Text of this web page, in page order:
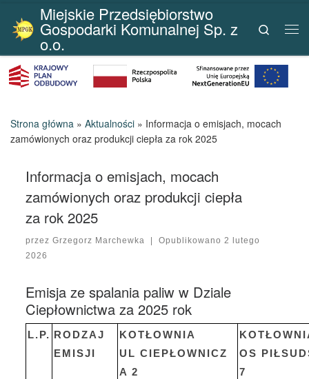
Przejdź do treści
Miejskie Przedsiębiorstwo
Gospodarki Komunalnej Sp. z
o.o.
Search
Strona główna » Aktualności » Informacja o emisjach, mocach
zamówionych oraz produkcji ciepła za rok 2025
Informacja o emisjach, mocach
zamówionych oraz produkcji ciepła
za rok 2025
przezGrzegorz Marchewka | Opublikowano 2 lutego
2026
Emisja ze spalania paliw w Dziale
Ciepłownictwa za 2025 rok
L.P. RODZAJ
EMISJI
KOTŁOWNIA
UL CIEPŁOWNICZ
A 2
OS
7